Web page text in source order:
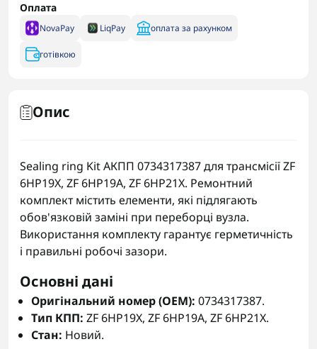
Оплата
NovaPay LiqPay оплата за рахунком
готівкою
Опис
Sealing ring Kit АКПП 0734317387 для трансмісії ZF
6HP19X, ZF 6HP19A, ZF 6HP21X. Ремонтний
комплект містить елементи, які підлягають
обов'язковій заміні при переборці вузла.
Використання комплекту гарантує герметичність
і правильні робочі зазори.
Основні дані
Оригінальний номер (OEM): 0734317387.
Тип КПП: ZF 6HP19X, ZF 6HP19A, ZF 6HP21X.
Стан: Новий.